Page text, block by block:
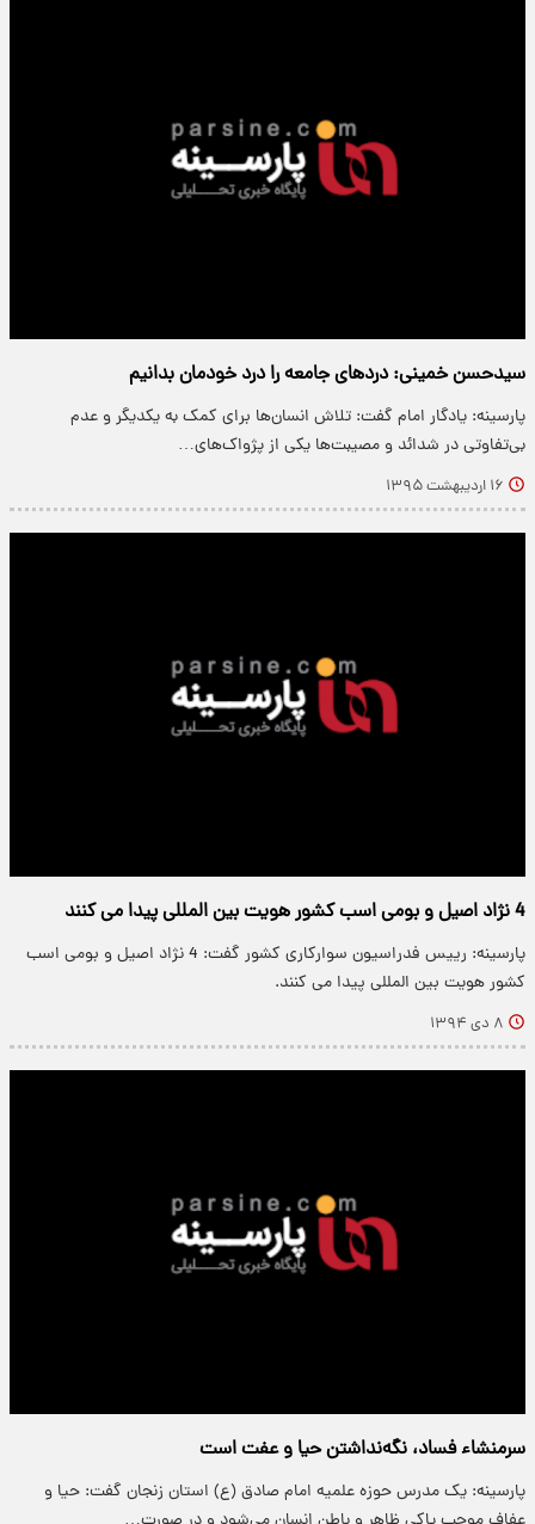
سیدحسن خمینی: دردهای جامعه را درد خودمان بدانیم
پارسینه: یادگار امام گفت: تلاش انسان‌ها برای کمک به یکدیگر و عدم
بی‌تفاوتی در شدائد و مصیبت‌ها یکی از پژواک‌های…
۱۶ اردیبهشت ۱۳۹۵
4 نژاد اصیل و بومی اسب کشور هویت بین المللی پیدا می کنند
پارسینه: رییس فدراسیون سوارکاری کشور گفت: 4 نژاد اصیل و بومی اسب
کشور هویت بین المللی پیدا می کنند.
۸ دی ۱۳۹۴
سرمنشاء فساد، نگه‌نداشتن حیا و عفت است
پارسینه: یک مدرس حوزه علمیه امام صادق (ع) استان زنجان گفت: حیا و